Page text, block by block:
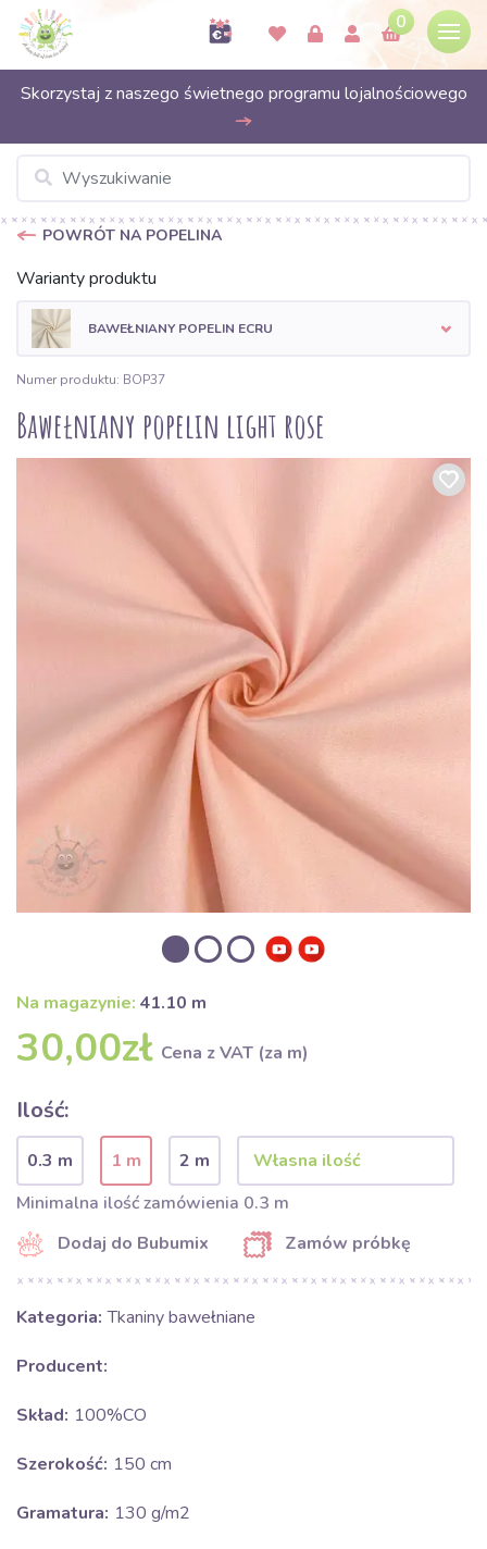
0
Skorzystaj z naszego świetnego programu lojalnościowego
POWRÓT NA POPELINA
Warianty produktu
BAWEŁNIANY POPELIN ECRU
Numer produktu: BOP37
Bawełniany popelin light rose
Na magazynie: 41.10 m
30,00zł Cena z VAT (za m)
Ilość:
0.3 m 1 m
2 m
Minimalna ilość zamówienia 0.3 m
Dodaj do Bubumix
Zamów próbkę
Kategoria: Tkaniny bawełniane
Producent:
Skład: 100%CO
Szerokość: 150 cm
Gramatura: 130 g/m2